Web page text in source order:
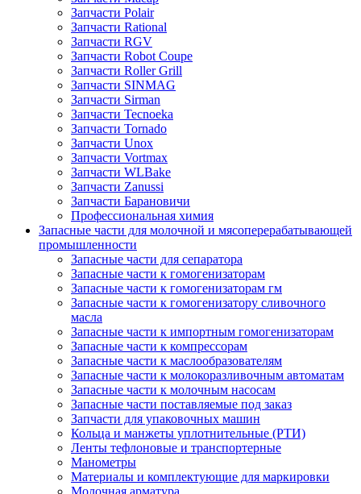
Запчасти Polair
Запчасти Rational
Запчасти RGV
Запчасти Robot Coupe
Запчасти Roller Grill
Запчасти SINMAG
Запчасти Sirman
Запчасти Tecnoeka
Запчасти Tornado
Запчасти Unox
Запчасти Vortmax
Запчасти WLBake
Запчасти Zanussi
Запчасти Барановичи
Профессиональная химия
Запасные части для молочной и мясоперерабатывающей
промышленности
Запасные части для сепаратора
Запасные части к гомогенизаторам
Запасные части к гомогенизаторам гм
Запасные части к гомогенизатору сливочного
масла
Запасные части к импортным гомогенизаторам
Запасные части к компрессорам
Запасные части к маслообразователям
Запасные части к молокоразливочным автоматам
Запасные части к молочным насосам
Запасные части поставляемые под заказ
Запчасти для упаковочных машин
Кольца и манжеты уплотнительные (РТИ)
Ленты тефлоновые и транспортерные
Манометры
Материалы и комплектующие для маркировки
Молочная арматура